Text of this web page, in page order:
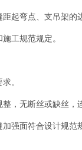
起弯点、支吊架的
工规范规定。
。
，无断丝或缺丝
强面符合设计规